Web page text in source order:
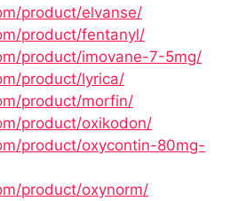
product/elvanse/
product/fentanyl/
product/imovane-7-5mg/
product/lyrica/
product/morfin/
product/oxikodon/
product/oxycontin-80mg-
product/oxynorm/